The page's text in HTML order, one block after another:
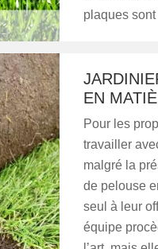
plaques
EN
Pour les
travailler
malgré la
de pelouse
seul à leur
équipe